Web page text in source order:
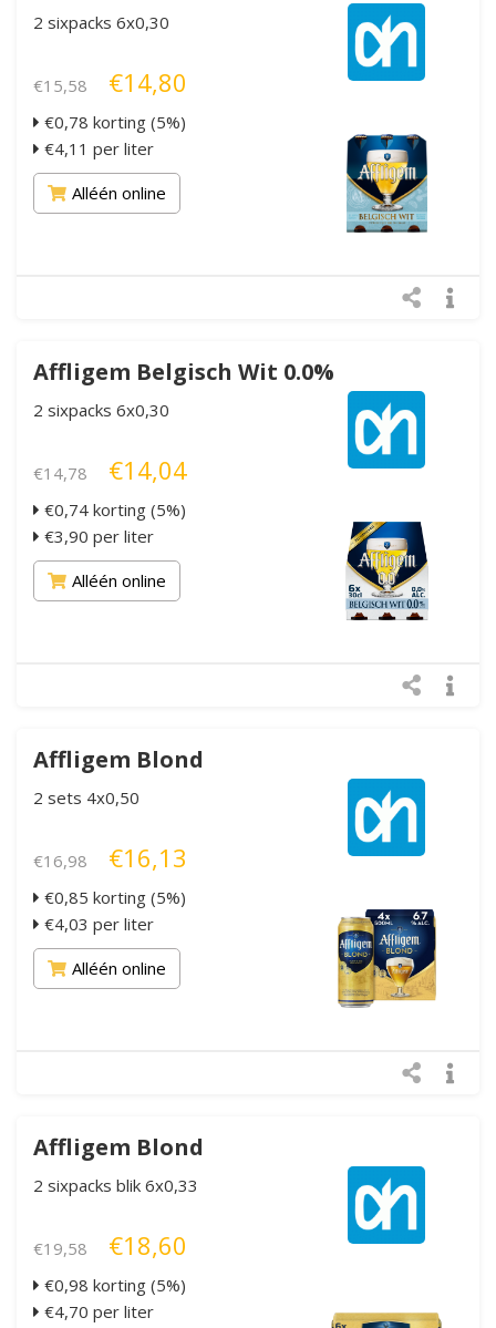
2 sixpacks 6x0,30
€15,58 €14,80
€0,78 korting (5%)
€4,11 per liter
Alléén online
Affligem Belgisch Wit 0.0%
2 sixpacks 6x0,30
€14,78 €14,04
€0,74 korting (5%)
€3,90 per liter
Alléén online
Affligem Blond
2 sets 4x0,50
€16,98 €16,13
€0,85 korting (5%)
€4,03 per liter
Alléén online
Affligem Blond
2 sixpacks blik 6x0,33
€19,58 €18,60
€0,98 korting (5%)
€4,70 per liter